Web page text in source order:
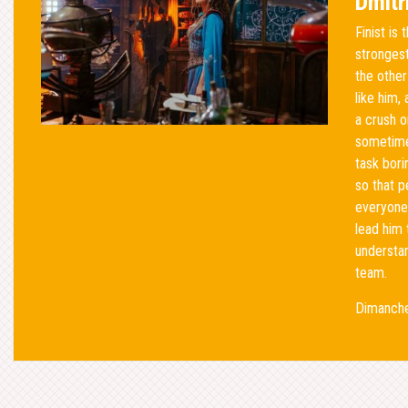
Finist is
the
like
a crush
task
so that
lead
team.